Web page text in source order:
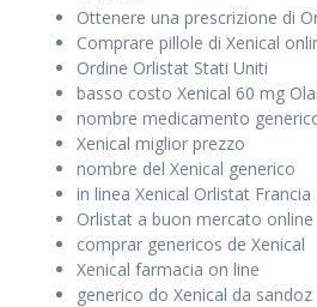
Ottenere una prescrizione di
Comprare pillole di Xenical
Ordine Orlistat Stati Uniti
basso costo Xenical 60 mg
nombre medicamento
Xenical miglior prezzo
nombre del Xenical generico
in linea Xenical Orlistat Francia
Orlistat a buon mercato online
comprar genericos de Xenical
Xenical farmacia on line
generico do Xenical da sandoz